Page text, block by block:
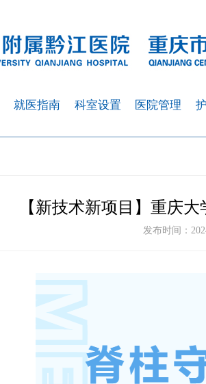
就医指南 科室设置 医院管理
【新技术新项目】重庆
发布时间：